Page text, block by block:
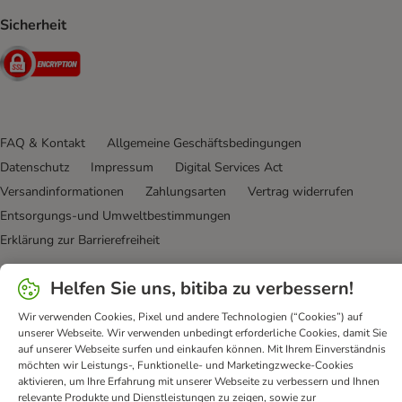
Sicherheit
Security
FAQ & Kontakt
Allgemeine Geschäftsbedingungen
Datenschutz
Impressum
Digital Services Act
Versandinformationen
Zahlungsarten
Vertrag widerrufen
Entsorgungs-und Umweltbestimmungen
Erklärung zur Barrierefreiheit
bitiba GmbH
Helfen Sie uns, bitiba zu verbessern!
Wir verwenden Cookies, Pixel und andere Technologien (“Cookies”) auf
unserer Webseite. Wir verwenden unbedingt erforderliche Cookies, damit Sie
auf unserer Webseite surfen und einkaufen können. Mit Ihrem Einverständnis
möchten wir Leistungs-, Funktionelle- und Marketingzwecke-Cookies
aktivieren, um Ihre Erfahrung mit unserer Webseite zu verbessern und Ihnen
relevante Produkte und Dienstleistungen zu zeigen, sowie zur